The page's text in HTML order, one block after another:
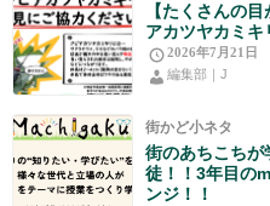
【たくさんの
アカツヤカミキ
2026年7月21日
編集部｜J
街かど小ネタ
街のあちこちが
徒！！3年目の
ンジ！！